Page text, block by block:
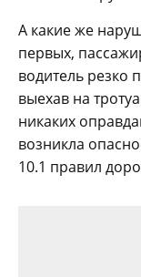
А какие же
первых,
водитель резко
выехав на
никаких
возникла
10.1 правил